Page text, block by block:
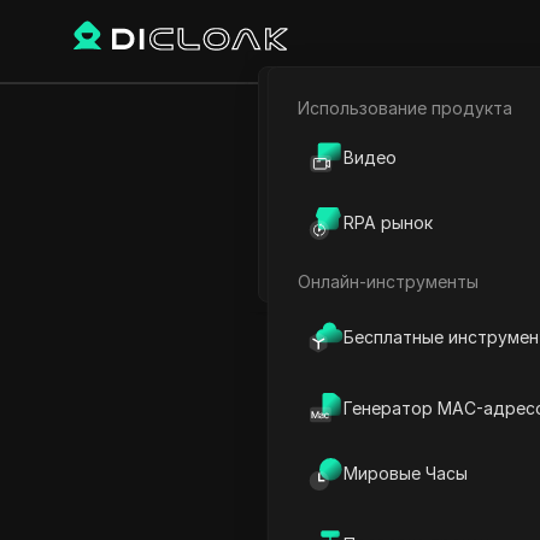
Электронная коммерция
Использование продукта
Видео
RPA рынок
Онлайн-инструменты
Бесплатные
Генератор MAC-
Мировые Часы
Главная
Время в